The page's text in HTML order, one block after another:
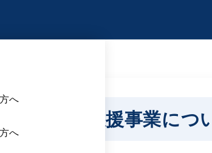
へ
へ
中小企業支援事業につ